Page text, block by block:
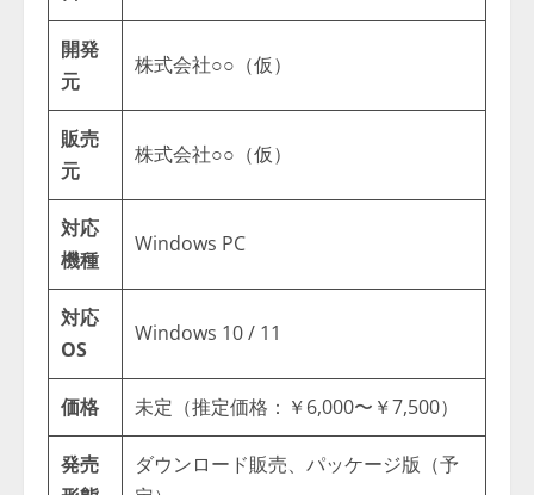
開発
元
株式会社○○（仮）
販売
元
株式会社○○（仮）
対応
機種
Windows PC
対応
OS
Windows 10 / 11
価格 未定（推定価格：￥6,000〜￥7,500）
発売
ダウンロード販売、パッケージ版（予